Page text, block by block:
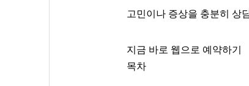
고민이나 증상을 충분히 상
지금 바로 웹으로 예약하기
목차